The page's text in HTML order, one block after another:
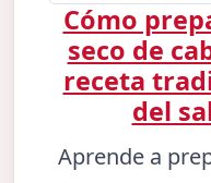
Cómo
seco de
receta
del
Aprende a